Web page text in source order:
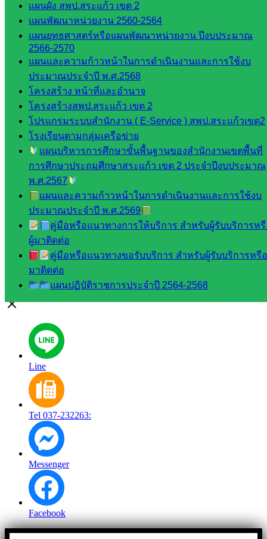
แผนผัง สพป.สระแก้ว เขต 2
แผนพัฒนาหน่วยงาน 2560-2564
แผนยุทธศาสตร์หรือแผนพัฒนาหน่วยงาน ปีงบประมาณ
2566-2570
แผนและความก้าวหน้าในการดำเนินงานและการใช้งบ
ประมาณประจำปี พ.ศ.2568
โครงสร้าง หน้าที่และอำนาจ
โครงสร้างสพป.สระแก้ว เขต 2
โปรแกรมระบบสำนักงาน ( E-Service ) สพป.สระแก้วเขต2
โรงเรียนตามกลุ่มเครือข่าย
แผนบริหารการศึกษาขั้นพื้นฐานของสำนักงานเขตพื้นที่
การศึกษาประถมศึกษาสระแก้ว เขต 2 ประจำปีงบประมาณ
พ.ศ.2567
แผนและความก้าวหน้าในการดำเนินงานและการใช้งบ
ประมาณประจำปี พ.ศ.2569
คู่มือหรือแนวทางการให้บริการ สำหรับผู้รับบริการห
ผู้มาติดต่อ
คู่มือหรือแนวทางขอรับบริการ สำหรับผู้รับบริการหรื
มาติดต่อ
แผนปฏิบัติราชการประจำปี 2564-2568
จัดการ
ศึกษา
กลุ่ม
บริหาร
งาน
บุคคล
กลุ่ม
พัฒนาครู
และบุ
คลากรฯ
กลุ่มนิ
เทศ
ติดตาม
และประ
เมินผลฯ
::: ©2021 sakarea2.go.th. All rights reserved. Design By SK2 ICT
TEAM :::
สอบถามได้นะคะ
Line
Tel 037-232263:
Messenger
Facebook